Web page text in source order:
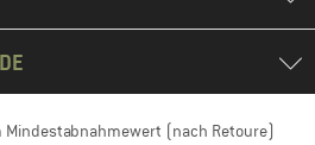
(nach Retoure)